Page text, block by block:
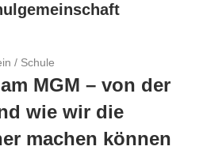
/ Schule
MGM – von der
wie wir die
machen können